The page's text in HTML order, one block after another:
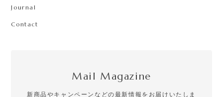
Journal
Contact
Mail Magazine
新商品やキャンペーンなどの最新情報をお届けいたしま